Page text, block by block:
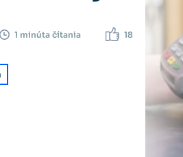
1 minúta čítania 18